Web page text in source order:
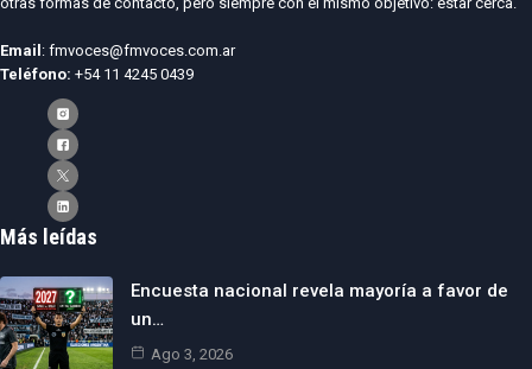
Email : fmvoces@fmvoces.com.ar
Teléfono: +54 11 4245 0439
Más leídas
Encuesta nacional revela mayoría a favor de
un…
Ago 3, 2026